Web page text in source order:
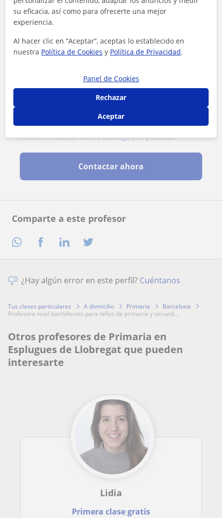
Comparte a este profesor
Al hacer clic, aceptas nuestroaviso legaly deprivacidad
Contactar ahora
¿Hay algún error en este perfil? Cuéntanos
Tus clases particulares A domicilio Primaria
Barcelona
profesora nivel bachillerato para niños de primaria y secund...
Otros profesores de Primaria en
Esplugues de Llobregat que pueden
interesarte
Lidia
Primera clase gratis
su eficacia, así como para ofrecerte una mejor
experiencia.
Al hacer clic en “Aceptar”, aceptas lo establecido en
nuestra Política de Cookies y Política de Privacidad.
Panel de Cookies
Rechazar
Aceptar